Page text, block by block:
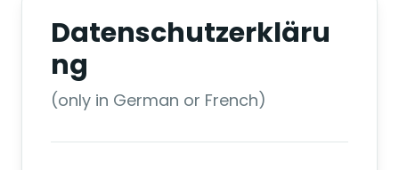
Datenschutzerkläru
ng
(only in German or French)